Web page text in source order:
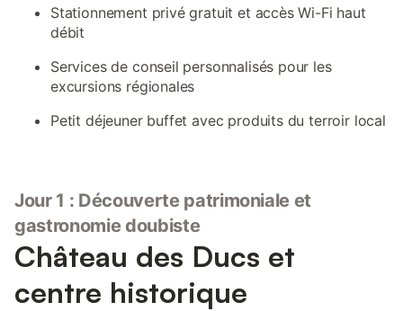
Stationnement privé gratuit et accès Wi-Fi haut
débit
Services de conseil personnalisés pour les
excursions régionales
Petit déjeuner buffet avec produits du terroir local
Jour 1 : Découverte patrimoniale et
gastronomie doubiste
Château des Ducs et
centre historique